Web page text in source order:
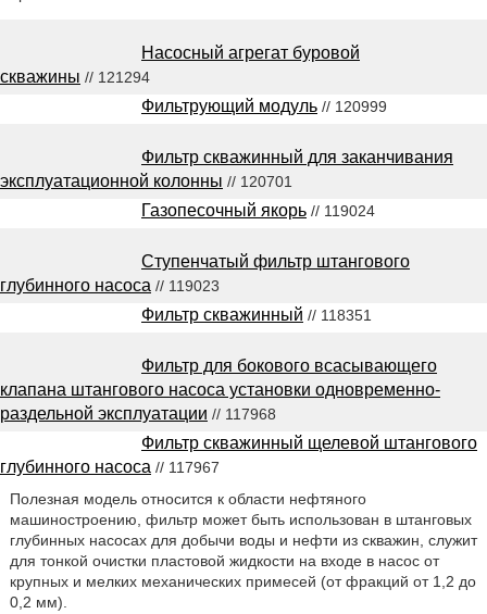
Насосный агрегат буровой
скважины // 121294
Фильтрующий модуль // 120999
Фильтр скважинный для заканчивания
эксплуатационной колонны // 120701
Газопесочный якорь // 119024
Ступенчатый фильтр штангового
глубинного насоса // 119023
Фильтр скважинный // 118351
Фильтр для бокового всасывающего
клапана штангового насоса установки одновременно-
раздельной эксплуатации // 117968
Фильтр скважинный щелевой штангового
глубинного насоса // 117967
Полезная модель относится к области нефтяного
машиностроению, фильтр может быть использован в штанговых
глубинных насосах для добычи воды и нефти из скважин, служит
для тонкой очистки пластовой жидкости на входе в насос от
крупных и мелких механических примесей (от фракций от 1,2 до
0,2 мм).